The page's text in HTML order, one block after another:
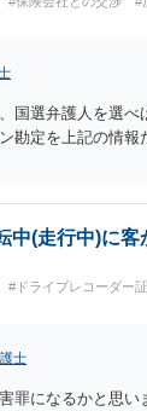
国選弁護人を選べ
勘定を上記の情報
中(走行中)に客
#ドライブレコーダー
士
罪になるかと思